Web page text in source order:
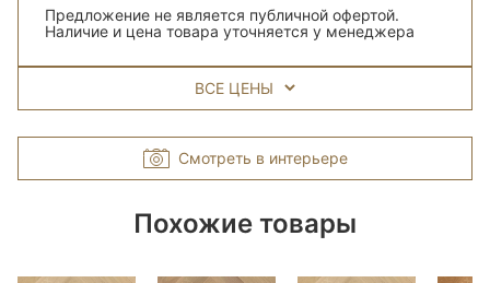
Предложение не является публичной офертой.
Наличие и цена товара уточняется у менеджера
ВСЕ ЦЕНЫ
Смотреть в интерьере
Похожие товары